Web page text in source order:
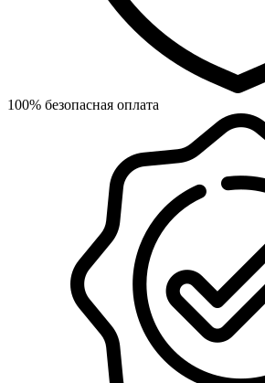
100% безопасная оплата